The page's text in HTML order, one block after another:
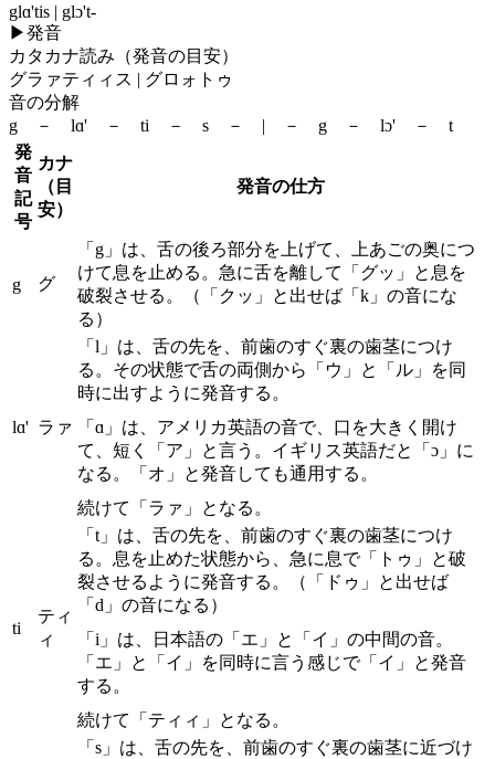
glɑ'tis | glɔ't-
▶発音
カタカナ読み（発音の目安）
グラァティィス | グロォトゥ
音の分解
g － lɑ' － ti － s － | － g － lɔ' － t
発
音
記
号
カナ
（目
安）
発音の仕方
g グ
「g」は、舌の後ろ部分を上げて、上あごの奥につ
けて息を止める。急に舌を離して「グッ」と息を
破裂させる。（「クッ」と出せば「k」の音にな
る）
lɑ' ラァ
「l」は、舌の先を、前歯のすぐ裏の歯茎につけ
る。その状態で舌の両側から「ウ」と「ル」を同
時に出すように発音する。
「ɑ」は、アメリカ英語の音で、口を大きく開け
て、短く「ア」と言う。イギリス英語だと「ɔ」に
なる。「オ」と発音しても通用する。
続けて「ラァ」となる。
ti
ティ
ィ
「t」は、舌の先を、前歯のすぐ裏の歯茎につけ
る。息を止めた状態から、急に息で「トゥ」と破
裂させるように発音する。（「ドゥ」と出せば
「d」の音になる）
「i」は、日本語の「エ」と「イ」の中間の音。
「エ」と「イ」を同時に言う感じで「イ」と発音
する。
続けて「ティィ」となる。
「s」は、舌の先を、前歯のすぐ裏の歯茎に近づけ